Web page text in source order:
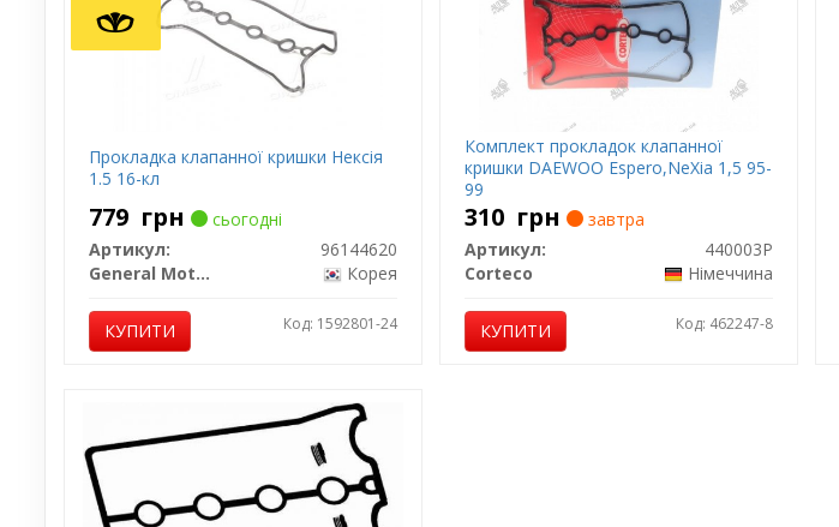
Прокладка клапанної кришки Нексія
1.5 16-кл
779 грн
сьогодні
Артикул:
96144620
General Motors
Корея
КУПИТИ Код: 1592801-24
Комплект прокладок клапанної
кришки DAEWOO Espero,NeXia 1,5 95-
99
310 грн
завтра
Артикул:
440003P
Corteco
Німеччина
КУПИТИ Код: 462247-8